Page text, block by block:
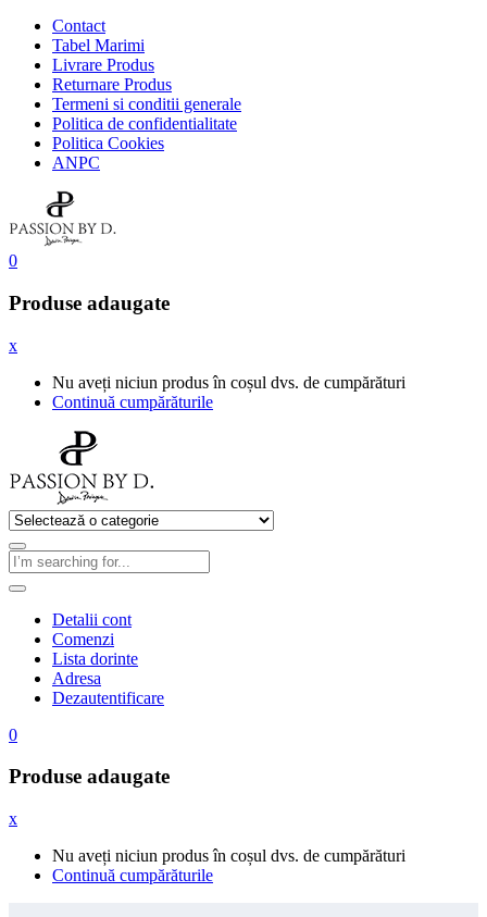
Contact
Tabel Marimi
Livrare Produs
Returnare Produs
Termeni si conditii generale
Politica de confidentialitate
Politica Cookies
ANPC
0
Produse adaugate
x
Nu aveți niciun produs în coșul dvs. de cumpărături
Continuă cumpărăturile
Detalii cont
Comenzi
Lista dorinte
Adresa
Dezautentificare
0
Produse adaugate
x
Nu aveți niciun produs în coșul dvs. de cumpărături
Continuă cumpărăturile